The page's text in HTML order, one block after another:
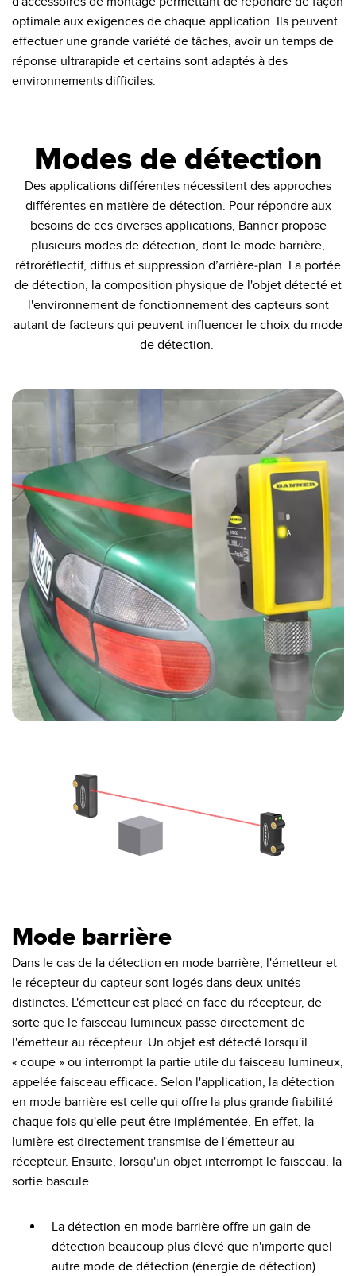
optimale aux exigences de chaque application. Ils peuvent
effectuer une grande variété de tâches, avoir un temps de
réponse ultrarapide et certains sont adaptés à des
environnements difficiles.
Modes de détection
Des applications différentes nécessitent des approches
différentes en matière de détection. Pour répondre aux
besoins de ces diverses applications, Banner propose
plusieurs modes de détection, dont le mode barrière,
rétroréflectif, diffus et suppression d’arrière-plan. La portée
de détection, la composition physique de l'objet détecté et
l'environnement de fonctionnement des capteurs sont
autant de facteurs qui peuvent influencer le choix du mode
de détection.
Mode barrière
Dans le cas de la détection en mode barrière, l'émetteur et
le récepteur du capteur sont logés dans deux unités
distinctes. L'émetteur est placé en face du récepteur, de
sorte que le faisceau lumineux passe directement de
l'émetteur au récepteur. Un objet est détecté lorsqu'il
« coupe » ou interrompt la partie utile du faisceau lumineux,
appelée faisceau efficace. Selon l'application, la détection
en mode barrière est celle qui offre la plus grande fiabilité
chaque fois qu'elle peut être implémentée. En effet, la
lumière est directement transmise de l'émetteur au
récepteur. Ensuite, lorsqu'un objet interrompt le faisceau, la
sortie bascule.
La détection en mode barrière offre un gain de
détection beaucoup plus élevé que n'importe quel
autre mode de détection (énergie de détection).
0:00 / 0:04